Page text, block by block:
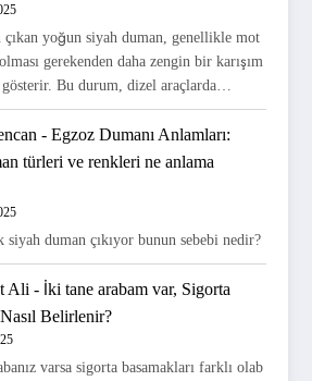
çıkan yoğun siyah duman, genellikle mot
gerekenden daha zengin bir karışım
gösterir. Bu durum, dizel araçlarda…
-Egzoz Dumanı Anlamları:
türleri ve renkleri ne anlama
siyah duman çıkıyor bunun sebebi nedir?
Ali - İki tane arabam var, Sigorta
Belirlenir?
varsa sigorta basamakları farklı olab